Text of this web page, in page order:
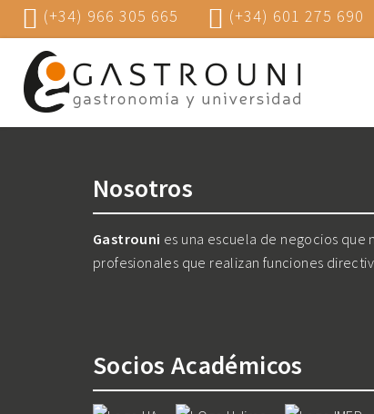
(+34) 966 305 665 (+34) 601 275 690
Nosotros
Gastrouni es una escuela de negocios que
profesionales que realizan funciones
Socios Académicos